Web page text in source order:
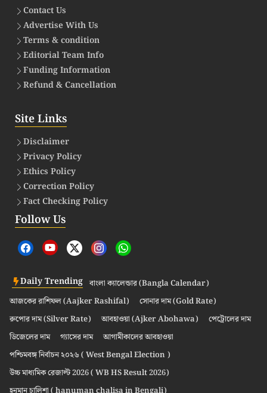
Contact Us
Advertise With Us
Terms & condition
Editorial Team Info
Funding Information
Refund & Cancellation
Site Links
Disclaimer
Privacy Policy
Ethics Policy
Correction Policy
Fact Checking Policy
Follow Us
Daily Trending বাংলা ক্যালেন্ডার (Bangla Calendar)
আজকের রাশিফল (Aajker Rashifal)
সোনার দাম (Gold Rate)
রুপোর দাম (Silver Rate)
আবহাওয়া (Ajker Abohawa)
পেট্রোলের দাম
ডিজেলের দাম
গ্যাসের দাম
আগামীকালের আবহাওয়া
পশ্চিমবঙ্গ নির্বাচন ২০২৬ ( West Bengal Election )
উচ্চ মাধ্যমিক রেজাল্ট 2026 ( WB HS Result 2026)